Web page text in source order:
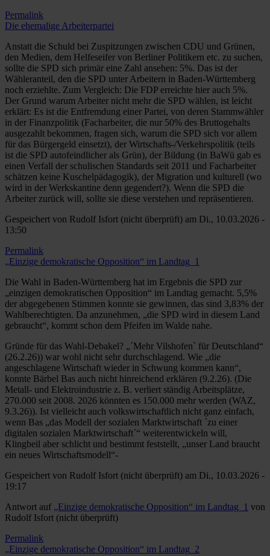
Permalink
Die ehemalige Arbeiterpartei
Anstatt die Schuld bei Zuspitzungen zwischen CDU und Grünen,
den Medien, dem Helfeseifer von Berliner Politikern etc. zu suchen,
sollte die SPD sich primär eine Zahl ansehen: 5%. Das ist der
Wähleranteil, den die SPD unter Arbeitern in Baden-Württemberg
noch erziehlte. Zum Vergleich: Die FDP erreichte hier auch 5%.
Der Grund warum Arbeiter nicht mehr die SPD wählen, ist leicht
erklärt: Es ist die Entfremdung einer Partei, von deren Stammwähler
in der Finanzpolitik (Facharbeiter, die nur 50% des Bruttogehalts
ausgezahlt bekommen, fragen sich, warum die SPD sich vor allem
für das Bürgergeld einsetzt), der Wirtschafts-/Verkehrspolitik (teils
ist die SPD autofeindlicher als Grün), der Bildung (in BaWü gab es
einen Verfall der schulischen Standards seit 2011 und Facharbeiter
schätzen keine Kuschelpädagogik), der Migration und kulturell (wo
wird in der Werkskantine denn gegendert?). Wenn die SPD die
Arbeiter zurück will, sollte sie diese verstehen und repräsentieren.
Gespeichert von Rudolf Isfort (nicht überprüft) am Di., 10.03.2026 -
13:50
Permalink
„Einzige demokratische Opposition“ im Landtag_1
Die Wahl in Baden-Württemberg hat im Ergebnis die SPD zur
„einzigen demokratischen Opposition“ im Landtag gemacht. 5,5%
der abgegebenen Stimmen konnte sie gewinnen, das sind 3,83% der
Wahlberechtigten. Da anzunehmen, „die SPD wird in diesem Land
gebraucht“, kommt schon dem Pfeifen im Walde nahe.
Gründe für das Wahl-Debakel? „´Mehr Vilshofen` für Deutschland“
(26.2.26)) war wohl nicht sehr durchschlagend. Wie „die
angeschlagene Wirtschaft wieder in Schwung kommen kann“,
konnte Bärbel Bas auch nicht hinreichend erklären (9.2.26). (Die
Metall- und Elektroindustrie z. B. verliert ständig Arbeitsplätze,
270.000 seit 2008. 2026 könnten es 150.000 mehr werden (WAZ,
9.3.26)). Ist vielleicht auch volkswirtschaftlich nicht ganz einfach,
wenn Bas „das Modell der sozialen Marktwirtschaft ´zu einer
digitalen sozialen Marktwirtschaft´“ weiterentwickeln will,
Klingbeil aber schlicht und bestimmt feststellt, „unser Land braucht
ein neues Wirtschaftsmodell“-
Gespeichert von Rudolf Isfort (nicht überprüft) am Di., 10.03.2026 -
19:17
Antwort auf „Einzige demokratische Opposition“ im Landtag_1 von
Rudolf Isfort (nicht überprüft)
Permalink
„Einzige demokratische Opposition“ im Landtag_2